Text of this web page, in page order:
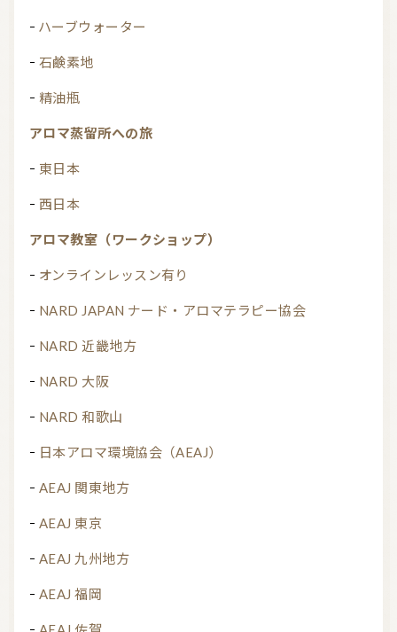
ハーブウォーター
石鹸素地
精油瓶
アロマ蒸留所への旅
東日本
西日本
アロマ教室（ワークショップ）
オンラインレッスン有り
NARD JAPAN ナード・アロマテラピー協会
NARD 近畿地方
NARD 大阪
NARD 和歌山
日本アロマ環境協会（AEAJ）
AEAJ 関東地方
AEAJ 東京
AEAJ 九州地方
AEAJ 福岡